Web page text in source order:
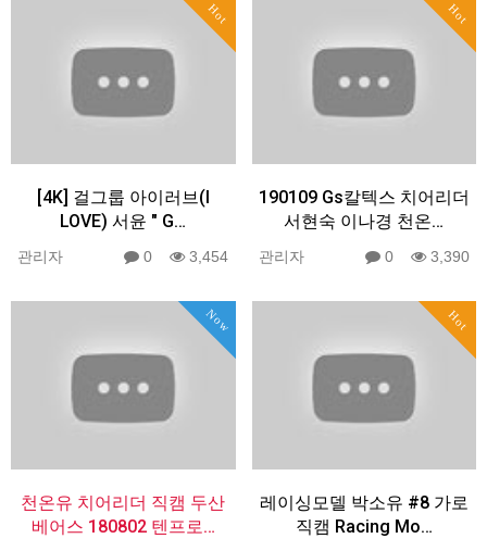
Hot
[4K] 걸그룹 아이러브(I
LOVE) 서윤 " G…
관리자 0 3,454
Hot
190109 Gs칼텍스 치어리더
서현숙 이나경 천온…
관리자 0 3,390
Now
천온유 치어리더 직캠 두산
베어스 180802 텐프로…
Hot
레이싱모델 박소유 #8 가로
직캠 Racing Mo…